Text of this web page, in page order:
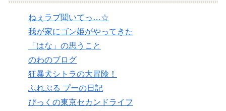
ねぇラブ聞いてっ…☆
我が家にゴン姫がやってきた
「はな」の思うこと
のわのブログ
狂暴犬シトラの大冒険！
ふれぶる プーの日記
びっくの東京セカンドライフ